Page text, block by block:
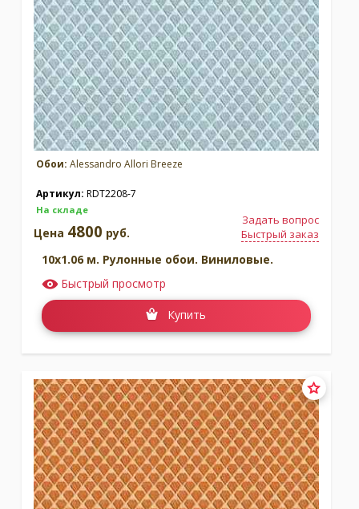
Обои: Alessandro Allori Breeze
Артикул: RDT2208-7
На складе
Задать вопрос
Быстрый заказ
Цена 4800 руб.
10x1.06 м. Рулонные обои. Виниловые.
Быстрый просмотр
Купить